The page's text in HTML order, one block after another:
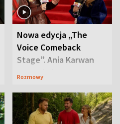
Nowa edycja „The
Voice Comeback
Stage”. Ania Karwan
zapowiada
Rozmowy